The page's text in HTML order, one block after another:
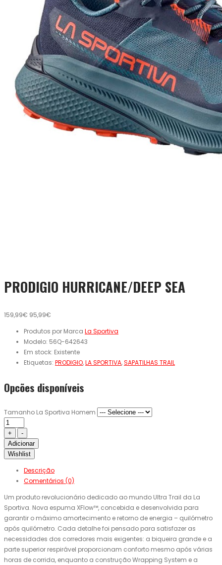
PRODIGIO HURRICANE/DEEP SEA
159,99€ 95,99€
Produtos por Marca La Sportiva
Modelo: 56Q-642643
Em stock: Existente
Etiquetas: PRODIGIO,LA SPORTIVA,SAPATILHAS TRAIL
Opcões disponíveis
Tamanho La Sportiva Homem
Adicionar
Wishlist
Descrição
Comentários (0)
Um produto revolucionário dedicado ao mundo Ultra Trail da La
Sportiva. Nova espuma XFlow™, concebida e desenvolvida para
garantir o máximo amortecimento e retorno de energia – quilómetro
após quilómetro. Cada detalhe foi pensado para satisfazer as
necessidades dos corredores mais exigentes: a biqueira grande e a
parte superior respirável proporcionam conforto mesmo após várias
horas de corrida, enquanto a construção Wrapping System e a